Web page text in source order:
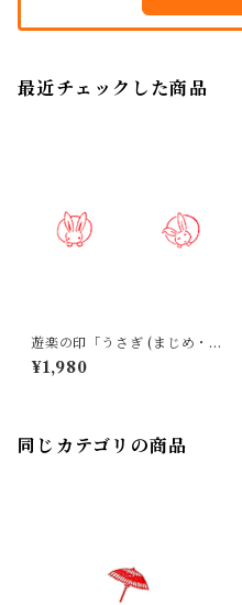
最近チェックした商品
遊楽の印「うさぎ (まじめ・に
っこり)」｜ 工房 蓮
¥1,980
同じカテゴリの商品